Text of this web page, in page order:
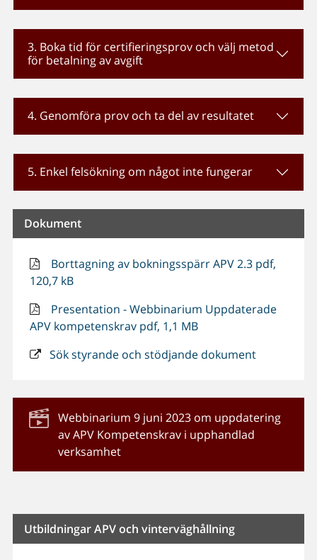
3. Boka tid för certifieringsprov och välj metod
för betalning av avgift
4. Genomföra prov och ta del av resultatet
5. Enkel felsökning om något inte fungerar
Dokument
Borttagning av bokningsspärr APV 2.3 pdf,
120,7 kB
Presentation - Webbinarium Uppdaterade
APV kompetenskrav pdf, 1,1 MB
Sök styrande och stödjande dokument
Webbinarium 9 juni 2023 om uppdatering
av APV Kompetenskrav i upphandlad
verksamhet
Utbildningar APV och vinterväghållning